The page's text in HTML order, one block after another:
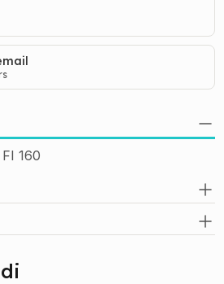
160